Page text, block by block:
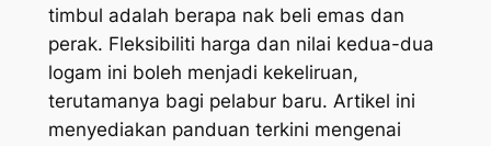
timbul adalah berapa nak beli emas dan
perak. Fleksibiliti harga dan nilai kedua-dua
logam ini boleh menjadi kekeliruan,
terutamanya bagi pelabur baru. Artikel ini
menyediakan panduan terkini mengenai